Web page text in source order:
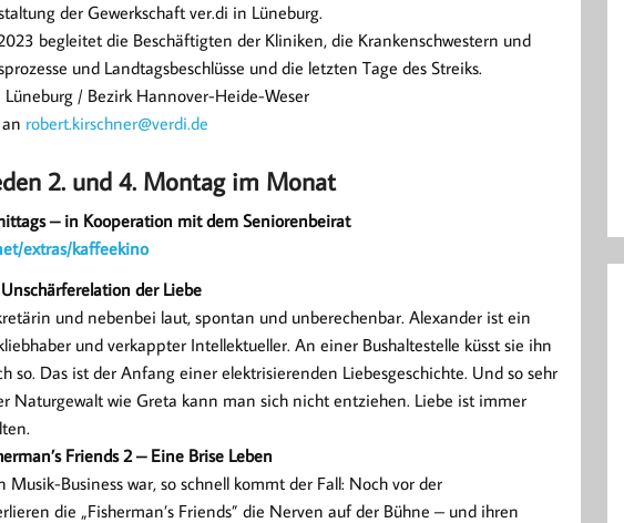
der Gewerkschaft ver.di in Lüneburg.
begleitet die Beschäftigten der Kliniken, die Krankenschwestern und
und Landtagsbeschlüsse und die letzten Tage des Streiks.
/ Bezirk Hannover-Heide-Weser
robert.kirschner@verdi.de
2. und 4. Montag im Monat
– in Kooperation mit dem Seniorenbeirat
extras/kaffeekino
der Liebe
und nebenbei laut, spontan und unberechenbar. Alexander ist ein
und verkappter Intellektueller. An einer Bushaltestelle küsst sie ihn
Das ist der Anfang einer elektrisierenden Liebesgeschichte. Und so sehr
Naturgewalt wie Greta kann man sich nicht entziehen. Liebe ist immer
Friends 2 – Eine Brise Leben
Business war, so schnell kommt der Fall: Noch vor der
die ​„Fisherman’s Friends” die Nerven auf der Bühne – und ihren